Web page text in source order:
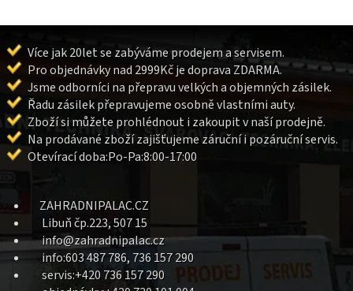
Více jak 20let se zabýváme prodejem a servisem.
Pro objednávky nad 2999Kč je doprava ZDARMA.
Jsme odborníci na přepravu velkých a objemných zásilek.
Řadu zásilek přepravujeme osobně vlastními auty.
Zboží si můžete prohlédnout i zakoupit v naší prodejně.
Na prodávané zboží zajišťujeme záruční i pozáruční servis.
Otevírací doba:Po-Pa:8:00-17:00
ZAHRADNIPALAC.CZ
Libuň čp.223, 507 15
info@zahradnipalac.cz
info:603 487 786, 736 157 290
servis:+420 736 157 290